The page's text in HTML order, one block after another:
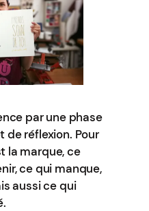
par une phase
de réflexion. Pour
la marque, ce
ce qui manque,
aussi ce qui